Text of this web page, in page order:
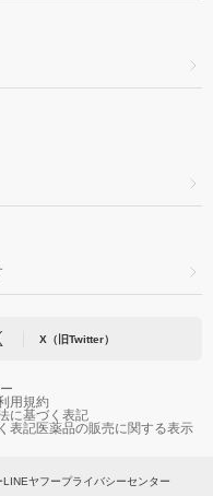
X（旧Twitter）
用規約
に基づく表記
表記医薬品の販売に関する表示
LINEヤフープライバシーセンター